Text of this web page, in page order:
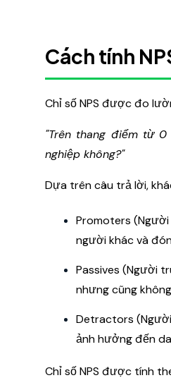
Cách tính
Chỉ số NPS được đo
"Trên thang điểm từ
nghiệp không?"
Dựa trên câu trả lời,
Promoters
người khác và
Passives (Người
nhưng cũng
Detractors
ảnh hưởng đến
Chỉ số NPS được tính